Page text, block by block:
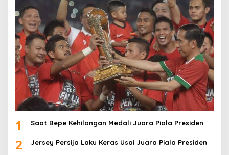
1 Saat Bepe Kehilangan Medali Juara Piala Presiden
2 Jersey Persija Laku Keras Usai Juara Piala Presiden